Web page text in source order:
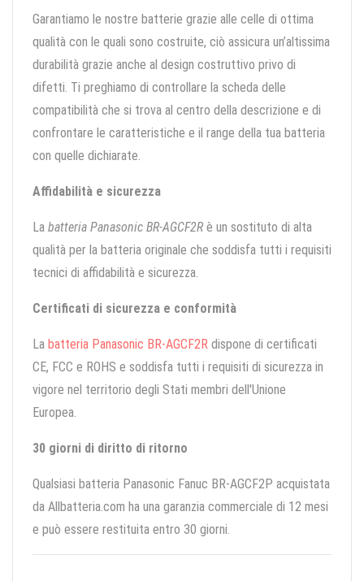
Garantiamo le nostre batterie grazie alle celle di ottima
qualità con le quali sono costruite, ciò assicura un’altissima
durabilità grazie anche al design costruttivo privo di
difetti. Ti preghiamo di controllare la scheda delle
compatibilità che si trova al centro della descrizione e di
confrontare le caratteristiche e il range della tua batteria
con quelle dichiarate.
Affidabilità e sicurezza
La batteria Panasonic BR-AGCF2R è un sostituto di alta
qualità per la batteria originale che soddisfa tutti i requisiti
tecnici di affidabilità e sicurezza.
Certificati di sicurezza e conformità
La batteria Panasonic BR-AGCF2R dispone di certificati
CE, FCC e ROHS e soddisfa tutti i requisiti di sicurezza in
vigore nel territorio degli Stati membri dell'Unione
Europea.
30 giorni di diritto di ritorno
Qualsiasi batteria Panasonic Fanuc BR-AGCF2P acquistata
da Allbatteria.com ha una garanzia commerciale di 12 mesi
e può essere restituita entro 30 giorni.